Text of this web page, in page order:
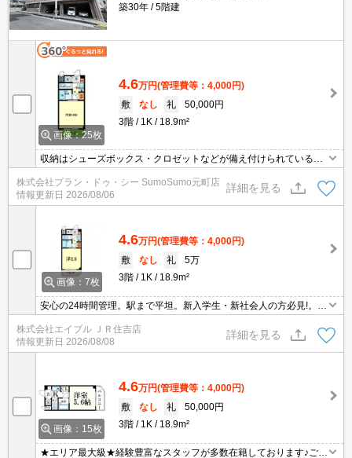
築30年
5階建
画像：25枚
4.6万円(管理費等：4,000円)
敷
なし 礼
50,000円
3階
1K 18.9m²
収納はシューズボックス・クロゼットなどが備え付けられているの
で、衣類や日用品の収納に重宝します。室内設備はBS・エアコンな
ど充実した設備を備え付けています。セキュリティ面は、TVインタ
ーホン・オートロックなど充実しているので安心して生活できま
す。一口コンロが付いています。マンションタイプのお部屋です。
株式会社プラン・ドゥ・シー SumoSumo元町店
情報更新日 2026/08/06
詳細を見る
画像：7枚
4.6万円(管理費等：4,000円)
敷
なし 礼
5万
3階
1K 18.9m²
安心の24時間管理。駅まで平坦。新入学生・新社会人の方必見!。き
っとご満悦。駅近くでラクラク便利。買い物便利な立地ですよ～!!。
仲介手数料家賃の0.55ヵ月分。ぜひお問い合わせください!。
株式会社エイブル ＪＲ住吉店
情報更新日 2026/08/08
詳細を見る
画像：15枚
4.6万円(管理費等：4,000円)
敷
なし 礼
50,000円
3階
1K 18.9m²
★エリア最大級★経験豊富なスタッフが多数在籍しております♪ご要